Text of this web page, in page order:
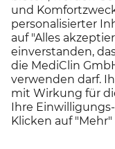
© 2026 MEDICLIN
Asklepios Gruppe